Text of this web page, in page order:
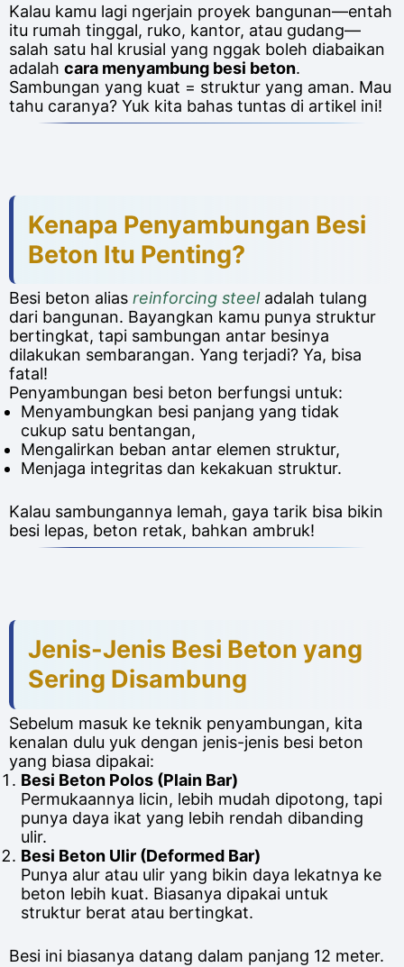
Kalau kamu lagi ngerjain proyek bangunan—entah
itu rumah tinggal, ruko, kantor, atau gudang—
salah satu hal krusial yang nggak boleh diabaikan
adalah cara menyambung besi beton.
Sambungan yang kuat = struktur yang aman. Mau
tahu caranya? Yuk kita bahas tuntas di artikel ini!
Kenapa Penyambungan Besi
Beton Itu Penting?
Besi beton alias reinforcing steeladalah tulang
dari bangunan. Bayangkan kamu punya struktur
bertingkat, tapi sambungan antar besinya
dilakukan sembarangan. Yang terjadi? Ya, bisa
fatal!
Penyambungan besi beton berfungsi untuk:
Menyambungkan besi panjang yang tidak
cukup satu bentangan,
Mengalirkan beban antar elemen struktur,
Menjaga integritas dan kekakuan struktur.
Kalau sambungannya lemah, gaya tarik bisa bikin
besi lepas, beton retak, bahkan ambruk!
Jenis-Jenis Besi Beton yang
Sering Disambung
Sebelum masuk ke teknik penyambungan, kita
kenalan dulu yuk dengan jenis-jenis besi beton
yang biasa dipakai:
Besi Beton Polos (Plain Bar)
Permukaannya licin, lebih mudah dipotong, tapi
punya daya ikat yang lebih rendah dibanding
ulir.
Besi Beton Ulir (Deformed Bar)
Punya alur atau ulir yang bikin daya lekatnya ke
beton lebih kuat. Biasanya dipakai untuk
struktur berat atau bertingkat.
Besi ini biasanya datang dalam panjang 12 meter.